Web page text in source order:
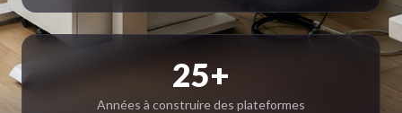
25+
Années à construire des plateformes